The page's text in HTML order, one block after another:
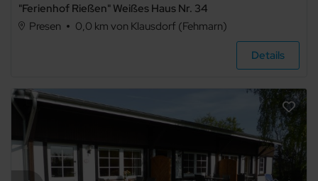
TV
Haustiere
Grillmöglichkeit
Trockner
Spülmaschine
"Ferienhof Rießen" Weißes Haus Nr. 34
Presen
0,0 km von Klausdorf (Fehmarn)
Details